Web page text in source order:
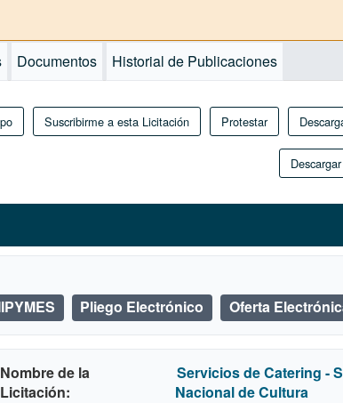
Documentos Historial de Publicaciones
Suscribirme a esta Licitación Protestar
Pliego Electrónico Oferta
Nombre de la
Licitación
Servicios de Catering -
Nacional de Cultura